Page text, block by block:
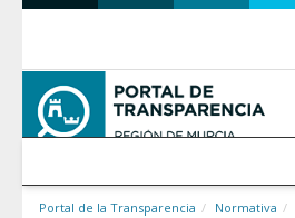
Saltar al contenido
Portal de la Transparencia Normativa